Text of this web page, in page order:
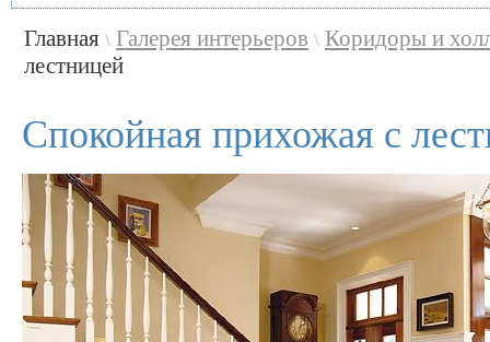
Главная \ Галерея интерьеров \ Коридоры и
лестницей
Спокойная прихожая с